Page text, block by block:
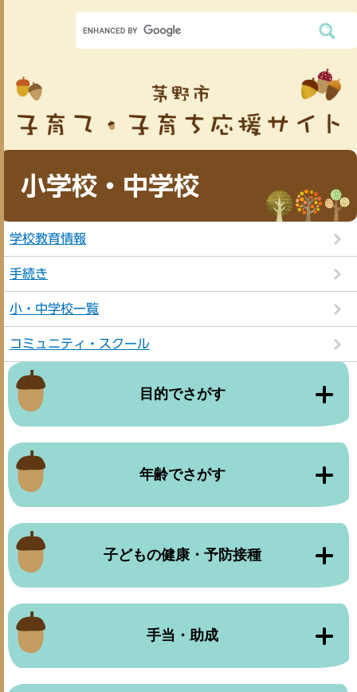
小学校・中学校
学校教育情報
手続き
小・中学校一覧
コミュニティ・スクール
目的でさがす
年齢でさがす
子どもの健康・予防接種
手当・助成